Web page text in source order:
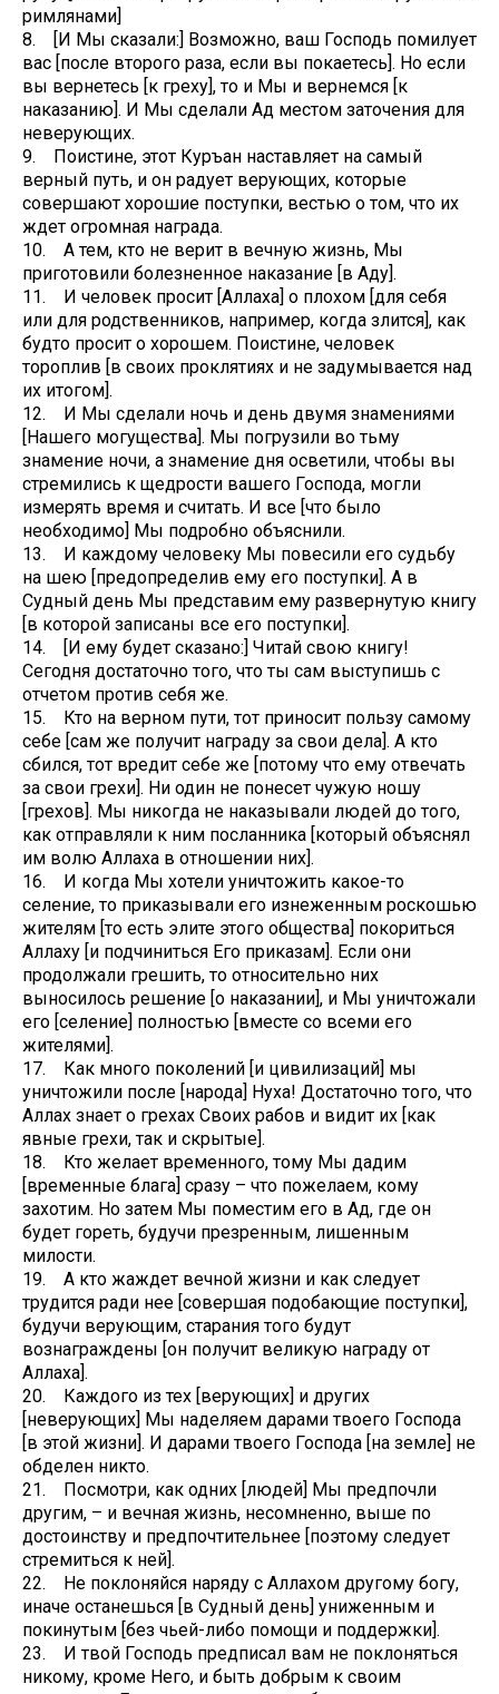
римлянами]
8. [И Мы сказали:] Возможно, ваш Господь помилует
вас [после второго раза, если вы покаетесь]. Но если
вы вернетесь [к греху], то и Мы и вернемся [к
наказанию]. И Мы сделали Ад местом заточения для
неверующих.
9. Поистине, этот Куръан наставляет на самый
верный путь, и он радует верующих, которые
совершают хорошие поступки, вестью о том, что их
ждет огромная награда.
10. А тем, кто не верит в вечную жизнь, Мы
приготовили болезненное наказание [в Аду].
11. И человек просит [Аллаха] о плохом [для себя
или для родственников, например, когда злится], как
будто просит о хорошем. Поистине, человек
тороплив [в своих проклятиях и не задумывается над
их итогом].
12. И Мы сделали ночь и день двумя знамениями
[Нашего могущества]. Мы погрузили во тьму
знамение ночи, а знамение дня осветили, чтобы вы
стремились к щедрости вашего Господа, могли
измерять время и считать. И все [что было
необходимо] Мы подробно объяснили.
13. И каждому человеку Мы повесили его судьбу
на шею [предопределив ему его поступки]. А в
Судный день Мы представим ему развернутую книгу
[в которой записаны все его поступки].
14. [И ему будет сказано:] Читай свою книгу!
Сегодня достаточно того, что ты сам выступишь с
отчетом против себя же.
15. Кто на верном пути, тот приносит пользу самому
себе [сам же получит награду за свои дела]. А кто
сбился, тот вредит себе же [потому что ему отвечать
за свои грехи]. Ни один не понесет чужую ношу
[грехов]. Мы никогда не наказывали людей до того,
как отправляли к ним посланника [который объяснял
им волю Аллаха в отношении них].
16. И когда Мы хотели уничтожить какое-то
селение, то приказывали его изнеженным роскошью
жителям [то есть элите этого общества] покориться
Аллаху [и подчиниться Его приказам]. Если они
продолжали грешить, то относительно них
выносилось решение [о наказании], и Мы уничтожали
его [селение] полностью [вместе со всеми его
жителями].
17. Как много поколений [и цивилизаций] мы
уничтожили после [народа] Нуха! Достаточно того, что
Аллах знает о грехах Своих рабов и видит их [как
явные грехи, так и скрытые].
18. Кто желает временного, тому Мы дадим
[временные блага] сразу – что пожелаем, кому
захотим. Но затем Мы поместим его в Ад, где он
будет гореть, будучи презренным, лишенным
милости.
19. А кто жаждет вечной жизни и как следует
трудится ради нее [совершая подобающие поступки],
будучи верующим, старания того будут
вознаграждены [он получит великую награду от
Аллаха].
20. Каждого из тех [верующих] и других
[неверующих] Мы наделяем дарами твоего Господа
[в этой жизни]. И дарами твоего Господа [на земле] не
обделен никто.
21. Посмотри, как одних [людей] Мы предпочли
другим, – и вечная жизнь, несомненно, выше по
достоинству и предпочтительнее [поэтому следует
стремиться к ней].
22. Не поклоняйся наряду с Аллахом другому богу,
иначе останешься [в Судный день] униженным и
покинутым [без чьей-либо помощи и поддержки].
23. И твой Господь предписал вам не поклоняться
никому, кроме Него, и быть добрым к своим